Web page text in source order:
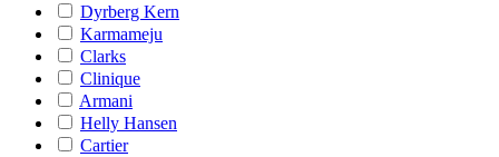
Dyrberg Kern
Karmameju
Clarks
Clinique
Armani
Helly Hansen
Cartier